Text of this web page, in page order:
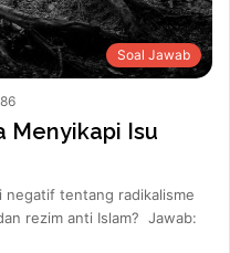
Soal Jawab
86
Menyikapi Isu
negatif tentang radikalisme
rezim anti Islam? Jawab: